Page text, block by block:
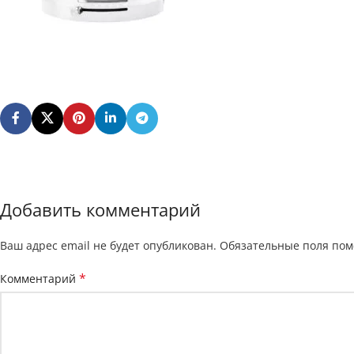
Добавить комментарий
Ваш адрес email не будет опубликован. Обязательные поля
Комментарий *